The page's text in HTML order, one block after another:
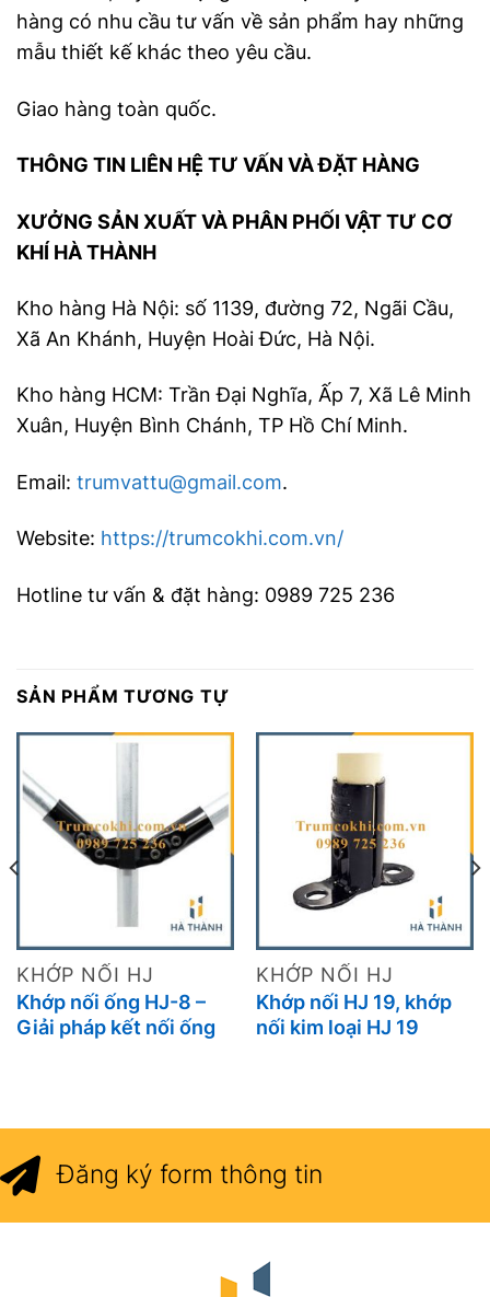
hàng có nhu cầu tư vấn về sản phẩm hay những
mẫu thiết kế khác theo yêu cầu.
Giao hàng toàn quốc.
THÔNG TIN LIÊN HỆ TƯ VẤN VÀ ĐẶT HÀNG
XƯỞNG SẢN XUẤT VÀ PHÂN PHỐI VẬT TƯ CƠ
KHÍ HÀ THÀNH
Kho hàng Hà Nội: số 1139, đường 72, Ngãi Cầu,
Xã An Khánh, Huyện Hoài Đức, Hà Nội.
Kho hàng HCM: Trần Đại Nghĩa, Ấp 7, Xã Lê Minh
Xuân, Huyện Bình Chánh, TP Hồ Chí Minh.
Email: trumvattu@gmail.com.
Website: https://trumcokhi.com.vn/
Hotline tư vấn & đặt hàng: 0989 725 236
SẢN PHẨM TƯƠNG TỰ
KHỚP NỐI HJ
Khớp nối ống HJ-8 –
Giải pháp kết nối ống
KHỚP NỐI HJ
Khớp nối HJ 19, khớp
nối kim loại HJ 19
Đăng ký form thông tin